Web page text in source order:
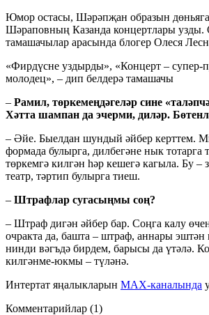
Юмор остасы, Шәрәпҗан образын
Шәраповның Казанда концертлары узды.
тамашачылар арасында блогер Олеся
«Фирдүсне уздырды», «Концерт –
молодец», – дип белдерә тамашачы
– Рамил, төркемеңдәгеләр сине
Хәтта шампан да эчерми, диләр.
– Әйе. Быелдан шундый әйбер керттем.
формада булырга, дилбегәне нык
төркемгә килгән һәр кешегә кагыла. Бу –
театр, тәртип булырга тиеш.
– Штрафлар сугасыңмы соң?
– Штраф дигән әйбер бар. Соңга калу
очракта да, башта – штраф, аннары
нинди вәгъдә бирдем, барысы да үтәлә.
килгәнме-юкмы – түләнә.
Интертат яңалыкларын MAX-каналында
Комментарийлар (1)